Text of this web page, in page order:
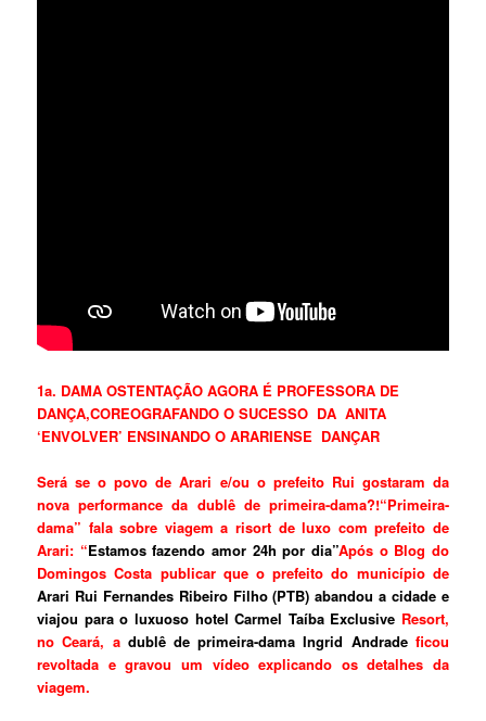
1a. DAMA OSTENTAÇÃO AGORA É PROFESSORA DE
DANÇA,COREOGRAFANDO O SUCESSO DA ANITA
‘ENVOLVER’ ENSINANDO O ARARIENSE DANÇAR
Será se o povo de Arari e/ou o prefeito Rui gostaram da
nova performance da dublê de primeira-dama?!“Primeira-
dama” fala sobre viagem a risort de luxo com prefeito de
Arari: “Estamos fazendo amor 24h por dia”Após o Blog do
Domingos Costa publicar que o prefeito do município de
Arari Rui Fernandes Ribeiro Filho (PTB) abandou a cidade e
viajou para o luxuoso hotel Carmel Taíba Exclusive Resort,
no Ceará, a dublê de primeira-dama Ingrid Andradeficou
revoltada e gravou um vídeo explicando os detalhes da
viagem.